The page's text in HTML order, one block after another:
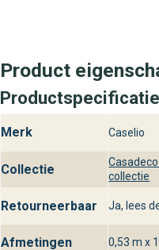
zorgvuldig ontwikkeld om
luxe basis te bieden. Of je
antraciettonen of subtielere
altijd van een tijdloos en
Praktische
vliesmateriaal met een
het eenvoudig aan volgens
Product
Merk Caselio
Collectie
collectie
Retourneerbaar Ja, lees
Afmetingen 0,53 m x